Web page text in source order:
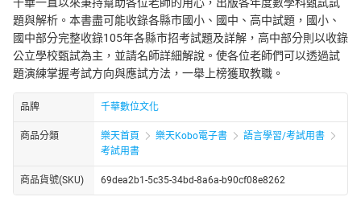
題與解析。本書盡可能收錄各縣市國小、國中、高中試題，國小、
國中部分完整收錄105年各縣市招考試題及詳解，高中部分則以收錄
公立學校甄試為主，並請名師詳細解說。使各位老師們可以透過試
題演練掌握考試方向與應試方法，一舉上榜獲取教職。
品牌 千華數位文化
商品分類 樂天首頁 樂天Kobo電子書
語言學習/考試用書
考試用書
商品貨號(SKU) 69dea2b1-5c35-34bd-8a6a-b90cf08e8262